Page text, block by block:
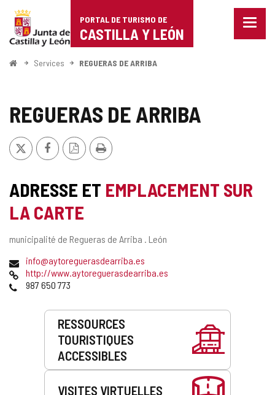
Portal
de
Turismo
Castilla
León
PORTAL DE TURISMO DE
CASTILLA Y LEÓN
Menu
<
Services REGUERAS DE ARRIBA
REGUERAS DE ARRIBA
X FacebookVersion
PDF
Imprimer
ADRESSE ET EMPLACEMENT SUR
LA CARTE
Adresse
municipalité de Regueras de Arriba . León
Adresse
de
courrier
info@aytoreguerasdearriba.es
Page
Web
http://www.aytoreguerasdearriba.es
Téléphones
987 650 773
Prestations
RESSOURCES
TOURISTIQUES
ACCESSIBLES
VISITES VIRTUELLES